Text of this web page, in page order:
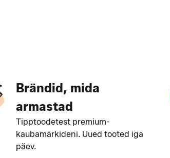
Brändid, mida
armastad
Tipptoodetest premium-
kaubamärkideni. Uued tooted iga
päev.